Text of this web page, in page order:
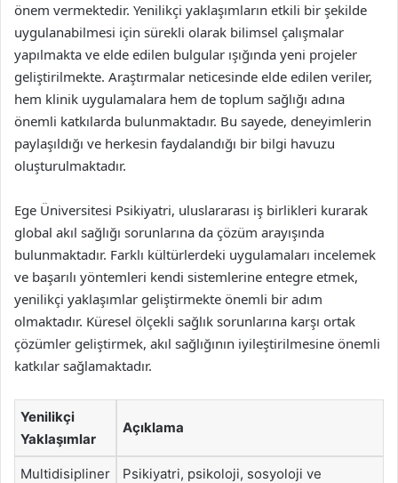
önem vermektedir. Yenilikçi yaklaşımların etkili bir şekilde
uygulanabilmesi için sürekli olarak bilimsel çalışmalar
yapılmakta ve elde edilen bulgular ışığında yeni projeler
geliştirilmekte. Araştırmalar neticesinde elde edilen veriler,
hem klinik uygulamalara hem de toplum sağlığı adına
önemli katkılarda bulunmaktadır. Bu sayede, deneyimlerin
paylaşıldığı ve herkesin faydalandığı bir bilgi havuzu
oluşturulmaktadır.
Ege Üniversitesi Psikiyatri, uluslararası iş birlikleri kurarak
global akıl sağlığı sorunlarına da çözüm arayışında
bulunmaktadır. Farklı kültürlerdeki uygulamaları incelemek
ve başarılı yöntemleri kendi sistemlerine entegre etmek,
yenilikçi yaklaşımlar geliştirmekte önemli bir adım
olmaktadır. Küresel ölçekli sağlık sorunlarına karşı ortak
çözümler geliştirmek, akıl sağlığının iyileştirilmesine önemli
katkılar sağlamaktadır.
Yenilikçi
Yaklaşımlar
Açıklama
Multidisipliner
Psikiyatri, psikoloji, sosyoloji ve